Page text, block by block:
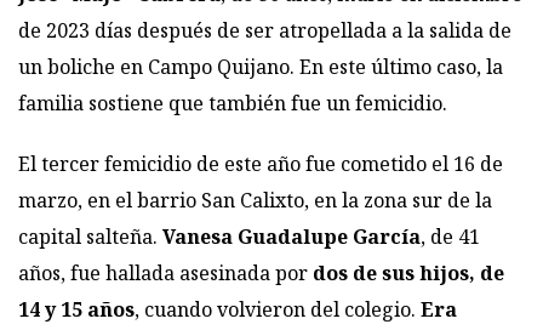
de 2023 días después de ser atropellada a la salida de
un boliche en Campo Quijano. En este último caso, la
familia sostiene que también fue un femicidio.
El tercer femicidio de este año fue cometido el 16 de
marzo, en el barrio San Calixto, en la zona sur de la
capital salteña. Vanesa Guadalupe García, de 41
años, fue hallada asesinada por dos de sus hijos, de
14 y 15 años, cuando volvieron del colegio. Era